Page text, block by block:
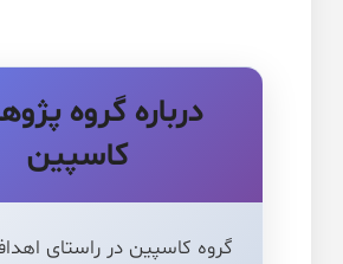
درباره گروه
کاسپین
گروه کاسپین در راستای